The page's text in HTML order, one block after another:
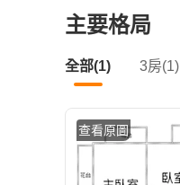
主要格局
全部(1) 3房(1)
查看原圖